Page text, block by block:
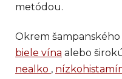
metódou.
Okrem
biele vína alebo
nealko ,